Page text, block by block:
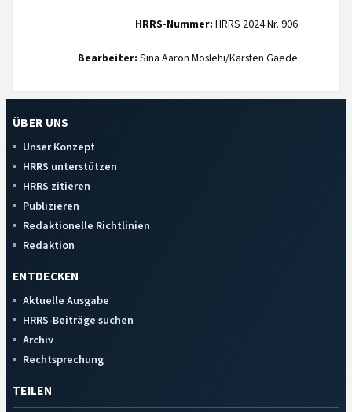
HRRS-Nummer: HRRS 2024 Nr. 906
Bearbeiter: Sina Aaron Moslehi/Karsten Gaede
ÜBER UNS
Unser Konzept
HRRS unterstützen
HRRS zitieren
Publizieren
Redaktionelle Richtlinien
Redaktion
ENTDECKEN
Aktuelle Ausgabe
HRRS-Beiträge suchen
Archiv
Rechtsprechung
TEILEN